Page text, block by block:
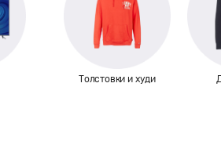
Толстовки и худи